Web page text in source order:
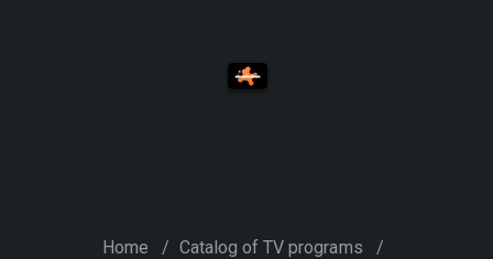
Home / Catalog of TV programs /